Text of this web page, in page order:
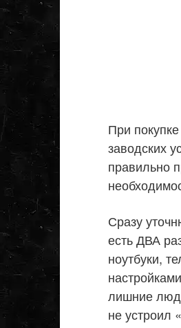
При
заводских
правильно
Сразу
есть ДВА
ноутбуки,
лишние
не устроил